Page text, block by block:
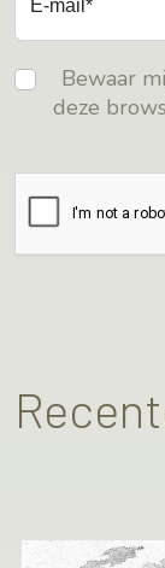
E-mail*
Bewaar
deze